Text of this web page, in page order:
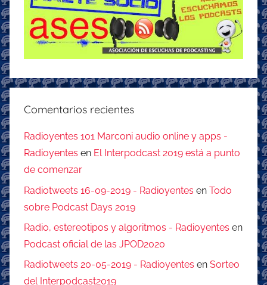
Comentarios recientes
Radioyentes 101 Marconi audio online y apps -
Radioyentes en El Interpodcast 2019 está a punto
de comenzar
Radiotweets 16-09-2019 - Radioyentes en Todo
sobre Podcast Days 2019
Radio, estereotipos y algoritmos - Radioyentes en
Podcast oficial de las JPOD2020
Radiotweets 20-05-2019 - Radioyentes en Sorteo
del Interpodcast2019